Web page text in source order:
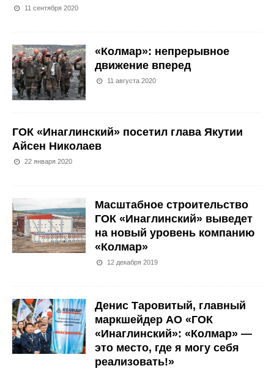
11 сентября 2020
«Колмар»: непрерывное
движение вперед
11 августа 2020
ГОК «Инаглинский» посетил глава Якутии
Айсен Николаев
22 января 2020
Масштабное строительство
ГОК «Инаглинский» выведет
на новый уровень компанию
«Колмар»
12 декабря 2019
Денис Таровитый, главный
маркшейдер АО «ГОК
«Инаглинский»: «Колмар» —
это место, где я могу себя
реализовать!»